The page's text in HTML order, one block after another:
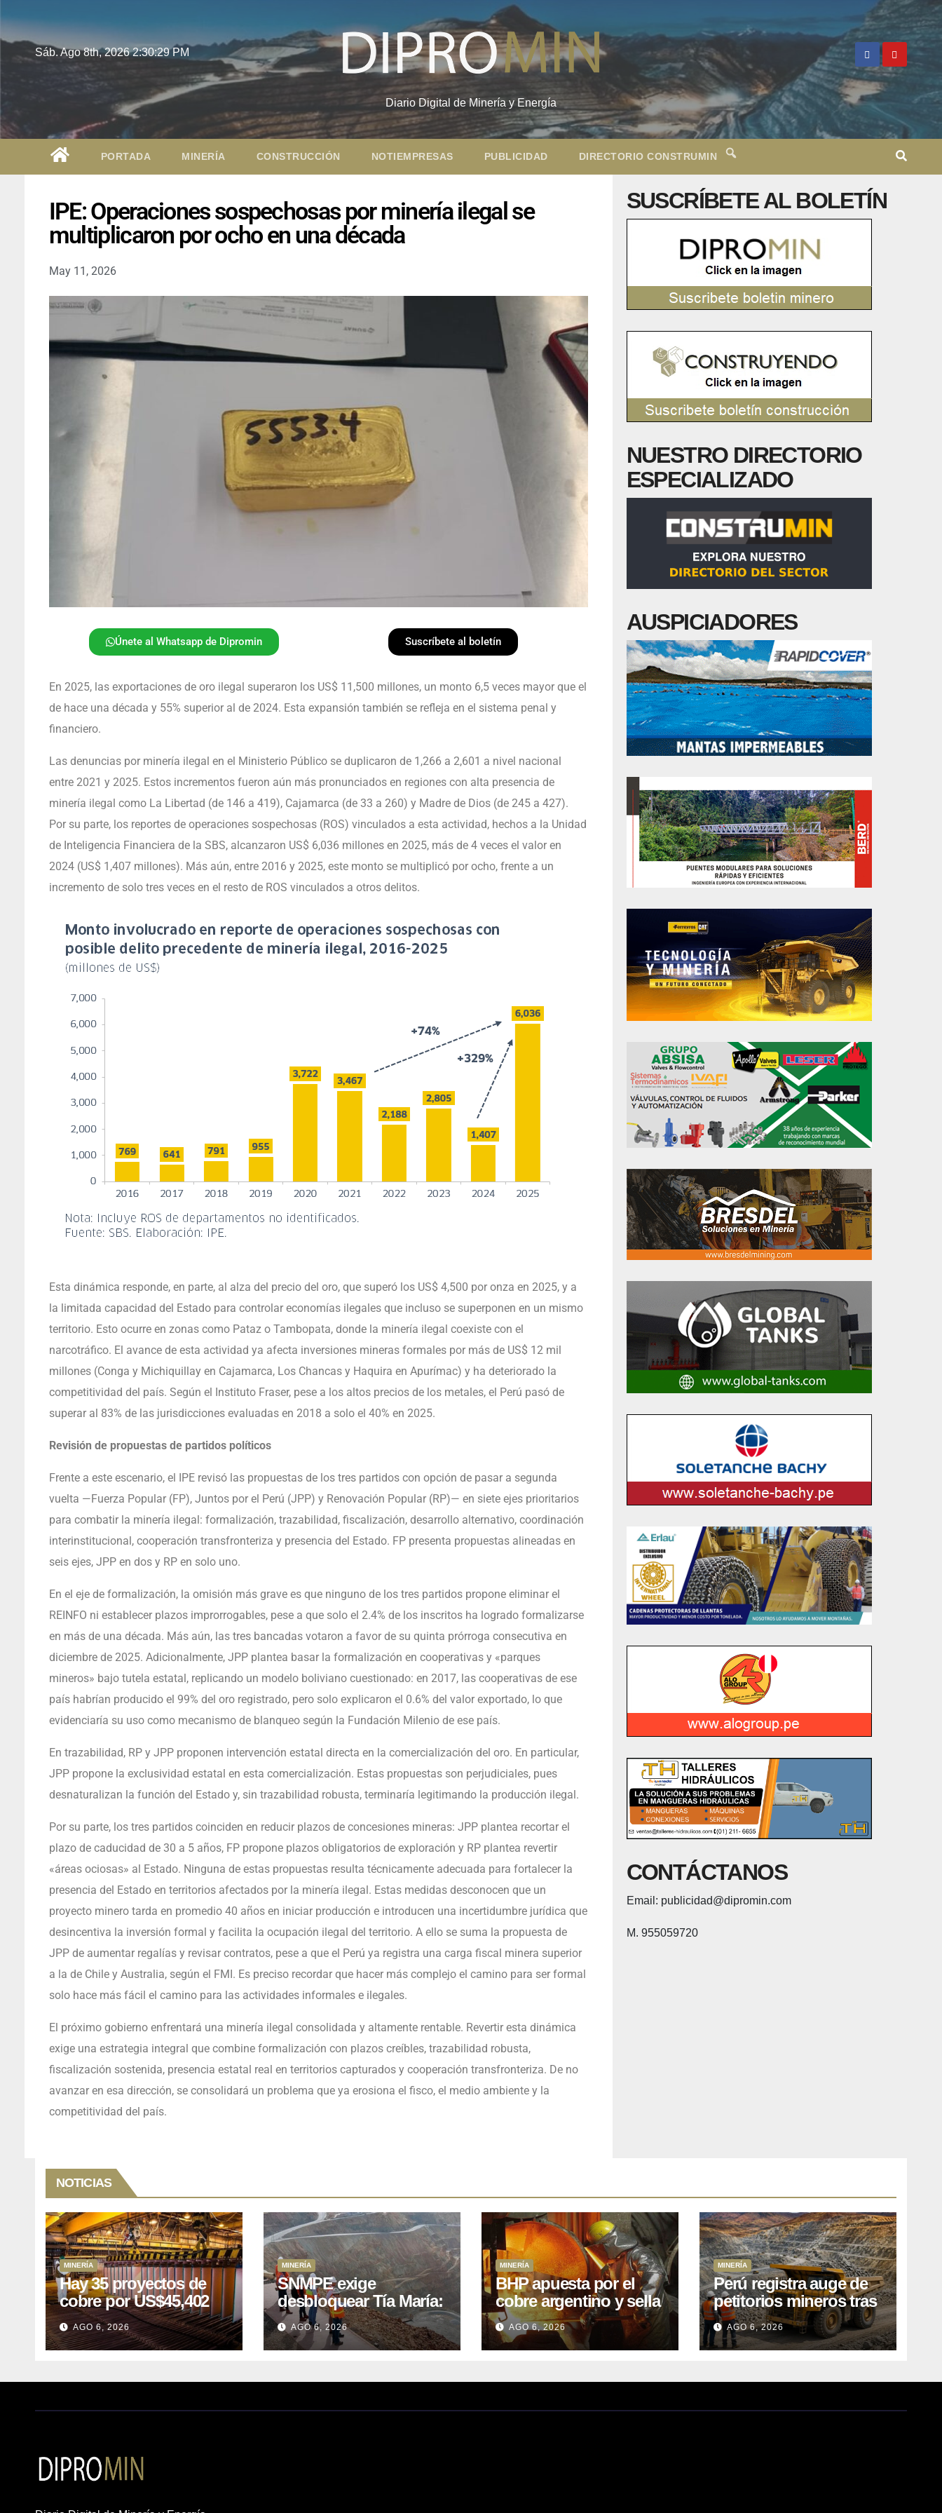
Sáb. Ago 8th, 20262:30:30 PM
Diario Digital de Minería y Energía
PORTADA MINERÍA CONSTRUCCIÓN NOTIEMPRESAS PUBLICIDAD DIRECTORIO CONSTRUMIN
IPE: Operaciones sospechosas por minería ilegal se
multiplicaron por ocho en una década
May 11, 2026
Únete al Whatsapp de Dipromin Suscríbete al boletín
En 2025, las exportaciones de oro ilegal superaron los US$ 11,500 millones, un monto 6,5 veces mayor que el
de hace una década y 55% superior al de 2024. Esta expansión también se refleja en el sistema penal y
financiero.
Las denuncias por minería ilegal en el Ministerio Público se duplicaron de 1,266 a 2,601 a nivel nacional
entre 2021 y 2025. Estos incrementos fueron aún más pronunciados en regiones con alta presencia de
minería ilegal como La Libertad (de 146 a 419), Cajamarca (de 33 a 260) y Madre de Dios (de 245 a 427).
Por su parte, los reportes de operaciones sospechosas (ROS) vinculados a esta actividad, hechos a la Unidad
de Inteligencia Financiera de la SBS, alcanzaron US$ 6,036 millones en 2025, más de 4 veces el valor en
2024 (US$ 1,407 millones). Más aún, entre 2016 y 2025, este monto se multiplicó por ocho, frente a un
incremento de solo tres veces en el resto de ROS vinculados a otros delitos.
Esta dinámica responde, en parte, al alza del precio del oro, que superó los US$ 4,500 por onza en 2025, y a
la limitada capacidad del Estado para controlar economías ilegales que incluso se superponen en un mismo
territorio. Esto ocurre en zonas como Pataz o Tambopata, donde la minería ilegal coexiste con el
narcotráfico. El avance de esta actividad ya afecta inversiones mineras formales por más de US$ 12 mil
millones (Conga y Michiquillay en Cajamarca, Los Chancas y Haquira en Apurímac) y ha deteriorado la
competitividad del país. Según el Instituto Fraser, pese a los altos precios de los metales, el Perú pasó de
superar al 83% de las jurisdicciones evaluadas en 2018 a solo el 40% en 2025.
Revisión de propuestas de partidos políticos
Frente a este escenario, el IPE revisó las propuestas de los tres partidos con opción de pasar a segunda
vuelta —Fuerza Popular (FP), Juntos por el Perú (JPP) y Renovación Popular (RP)— en siete ejes prioritarios
para combatir la minería ilegal: formalización, trazabilidad, fiscalización, desarrollo alternativo, coordinación
interinstitucional, cooperación transfronteriza y presencia del Estado. FP presenta propuestas alineadas en
seis ejes, JPP en dos y RP en solo uno.
En el eje de formalización, la omisión más grave es que ninguno de los tres partidos propone eliminar el
REINFO ni establecer plazos improrrogables, pese a que solo el 2.4% de los inscritos ha logrado formalizarse
en más de una década. Más aún, las tres bancadas votaron a favor de su quinta prórroga consecutiva en
diciembre de 2025. Adicionalmente, JPP plantea basar la formalización en cooperativas y «parques
mineros» bajo tutela estatal, replicando un modelo boliviano cuestionado: en 2017, las cooperativas de ese
país habrían producido el 99% del oro registrado, pero solo explicaron el 0.6% del valor exportado, lo que
evidenciaría su uso como mecanismo de blanqueo según la Fundación Milenio de ese país.
En trazabilidad, RP y JPP proponen intervención estatal directa en la comercialización del oro. En particular,
JPP propone la exclusividad estatal en esta comercialización. Estas propuestas son perjudiciales, pues
desnaturalizan la función del Estado y, sin trazabilidad robusta, terminaría legitimando la producción ilegal.
Por su parte, los tres partidos coinciden en reducir plazos de concesiones mineras: JPP plantea recortar el
plazo de caducidad de 30 a 5 años, FP propone plazos obligatorios de exploración y RP plantea revertir
«áreas ociosas» al Estado. Ninguna de estas propuestas resulta técnicamente adecuada para fortalecer la
presencia del Estado en territorios afectados por la minería ilegal. Estas medidas desconocen que un
proyecto minero tarda en promedio 40 años en iniciar producción e introducen una incertidumbre jurídica que
desincentiva la inversión formal y facilita la ocupación ilegal del territorio. A ello se suma la propuesta de
JPP de aumentar regalías y revisar contratos, pese a que el Perú ya registra una carga fiscal minera superior
a la de Chile y Australia, según el FMI. Es preciso recordar que hacer más complejo el camino para ser formal
solo hace más fácil el camino para las actividades informales e ilegales.
El próximo gobierno enfrentará una minería ilegal consolidada y altamente rentable. Revertir esta dinámica
exige una estrategia integral que combine formalización con plazos creíbles, trazabilidad robusta,
fiscalización sostenida, presencia estatal real en territorios capturados y cooperación transfronteriza. De no
avanzar en esa dirección, se consolidará un problema que ya erosiona el fisco, el medio ambiente y la
competitividad del país.
SUSCRÍBETE AL BOLETÍN
NUESTRO DIRECTORIO
ESPECIALIZADO
AUSPICIADORES
CONTÁCTANOS
Email: publicidad@dipromin.com
M. 955059720
NOTICIAS
MINERÍA
Hay 35 proyectos de
cobre por US$45,402
millones que Perú
puede aprovechar
AGO 6, 2026
MINERÍA
SNMPE exige
desbloquear Tía María:
el proyecto de
US$1.400M que Perú
lleva 15 años
AGO 6, 2026
MINERÍA
BHP apuesta por el
cobre argentino y sella
acuerdo con Kobrea
para siete proyecto
AGO 6, 2026
MINERÍA
Perú registra auge de
petitorios mineros tras
liberación de más de
mil concesiones para
explorar cobre y oro
AGO 6, 2026